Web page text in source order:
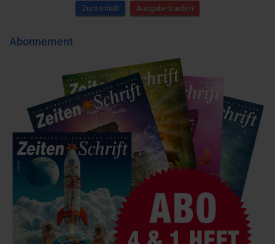
Zum Inhalt Ausgabe kaufen
Abonnement